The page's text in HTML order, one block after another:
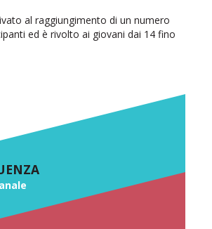
al raggiungimento di un numero
ed è rivolto ai giovani dai 14 fino